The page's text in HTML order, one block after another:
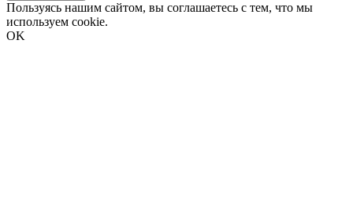
Пользуясь нашим сайтом, вы соглашаетесь с тем, что мы
используем cookie.
OK